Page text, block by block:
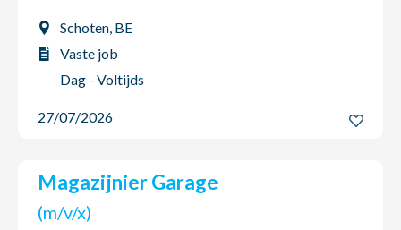
Schoten, BE
Vaste job
Dag - Voltijds
27/07/2026
Magazijnier Garage
(m/v/x)